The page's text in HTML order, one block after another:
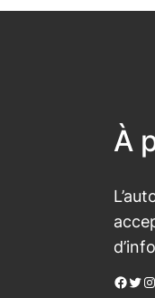
À
Facebook Twitter Instagram